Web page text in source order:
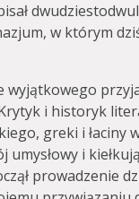
w którym
wyjątkowego
i historyk
greki i łaciny
umysłowy i
prowadzenie